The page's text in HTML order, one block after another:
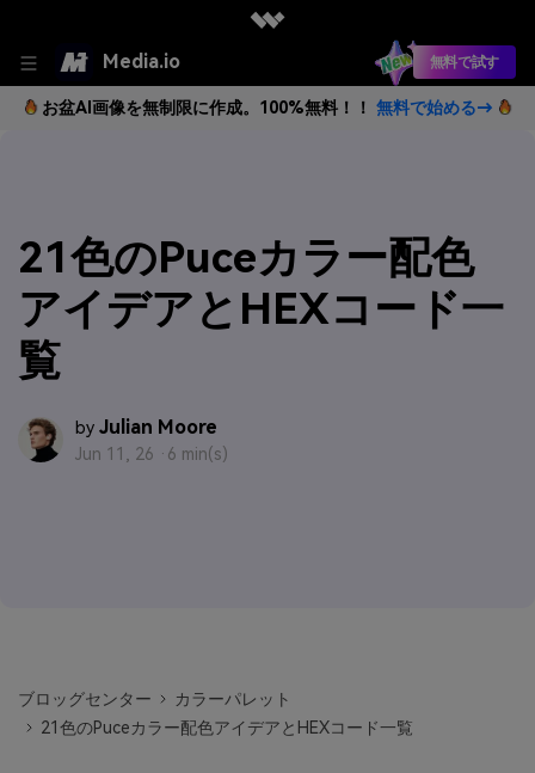
Media.io 無料で試す
お盆AI画像を無制限に作成。100%無料！！ 無料で始める→
21色のPuceカラー配色
アイデアとHEXコード一
覧
by Julian Moore
Jun 11, 26 · 6 min(s)
ブロッグセンター
カラーパレット
21色のPuceカラー配色アイデアとHEXコード一覧